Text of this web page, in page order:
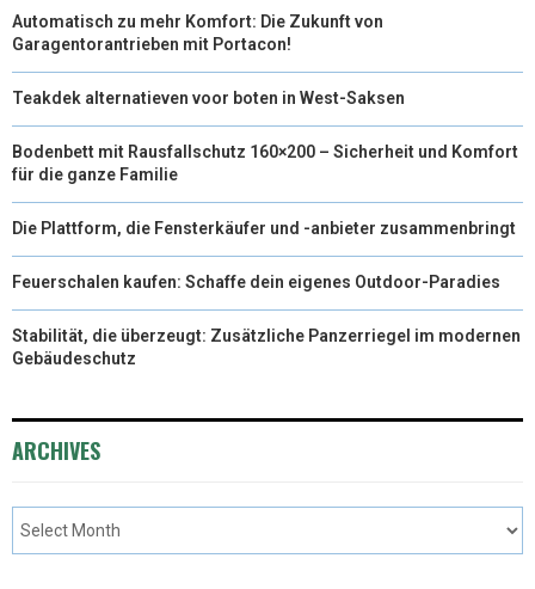
Automatisch zu mehr Komfort: Die Zukunft von
Garagentorantrieben mit Portacon!
Teakdek alternatieven voor boten in West-Saksen
Bodenbett mit Rausfallschutz 160×200 – Sicherheit und Komfort
für die ganze Familie
Die Plattform, die Fensterkäufer und -anbieter zusammenbringt
Feuerschalen kaufen: Schaffe dein eigenes Outdoor-Paradies
Stabilität, die überzeugt: Zusätzliche Panzerriegel im modernen
Gebäudeschutz
ARCHIVES